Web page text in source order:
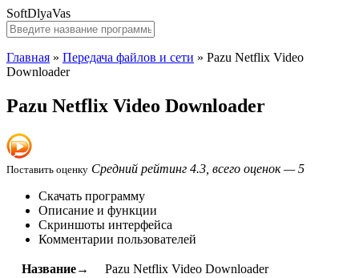
SoftDlyaVas
Главная » Передача файлов и сети » Pazu Netflix Video
Downloader
Pazu Netflix Video Downloader
Поставить оценку Средний рейтинг 4.3, всего оценок — 5
Скачать программу
Описание и функции
Скриншоты интерфейса
Комментарии пользователей
Название→
Pazu Netflix Video Downloader